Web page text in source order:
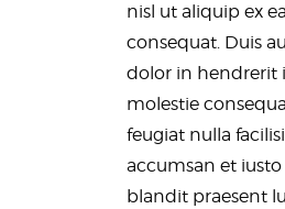
nisl ut aliquip ex
consequat. Duis
dolor in hendrerit
molestie
feugiat nulla
accumsan et
blandit praesent